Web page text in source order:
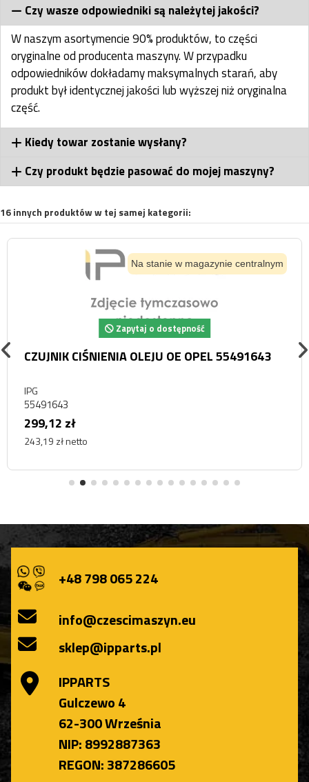
Czy wasze odpowiedniki są należytej jakości?
W naszym asortymencie 90% produktów, to części
oryginalne od producenta maszyny. W przypadku
odpowiedników dokładamy maksymalnych starań, aby
produkt był identycznej jakości lub wyższej niż oryginalna
część.
Kiedy towar zostanie wysłany?
Czy produkt będzie pasować do mojej maszyny?
16 innych produktów w tej samej kategorii:
Na stanie w magazynie centralnym
Zapytaj o dostępność
CZUJNIK CIŚNIENIA OLEJU OE OPEL 55491643
IPG
55491643
299,12 zł
243,19 zł netto
+48 798 065 224
info@czescimaszyn.eu
sklep@ipparts.pl
IPPARTS
Gulczewo 4
62-300 Września
NIP: 8992887363
REGON: 387286605